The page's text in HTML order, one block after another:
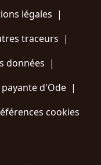
légales |
traceurs |
données |
d'Ode |
cookies